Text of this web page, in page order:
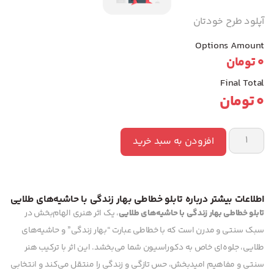
آپلود طرح خودتان
Options Amount
0تومان
Final Total
0تومان
افزودن به سبد خرید
اطلاعات بیشتر درباره تابلو خطاطی بهار زندگی با حاشیه‌های طلایی
تابلو خطاطی بهار زندگی با حاشیه‌های طلایی، یک اثر هنری الهام‌بخش در
سبک سنتی و مدرن است که با خطاطی عبارت “بهار زندگی” و حاشیه‌های
طلایی، جلوه‌ای خاص به دکوراسیون شما می‌بخشد. این اثر با ترکیب هنر
سنتی و مفاهیم امیدبخش، حس تازگی و زندگی را منتقل می‌کند و انتخابی